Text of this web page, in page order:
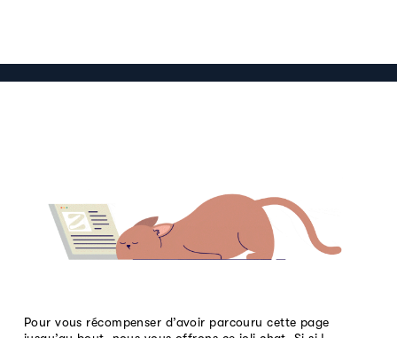
Pour vous récompenser d’avoir parcouru cette page